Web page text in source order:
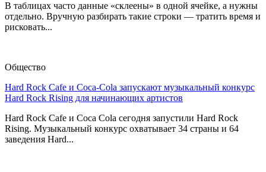
В таблицах часто данные «склеены» в одной ячейке, а нужны
отдельно. Вручную разбирать такие строки — тратить время и
рисковать...
Общество
Hard Rock Cafe и Coca-Cola запускают музыкальный конкурс
Hard Rock Rising для начинающих артистов
Hard Rock Cafe и Coca Cola сегодня запустили Hard Rock
Rising. Музыкальный конкурс охватывает 34 страны и 64
заведения Hard...